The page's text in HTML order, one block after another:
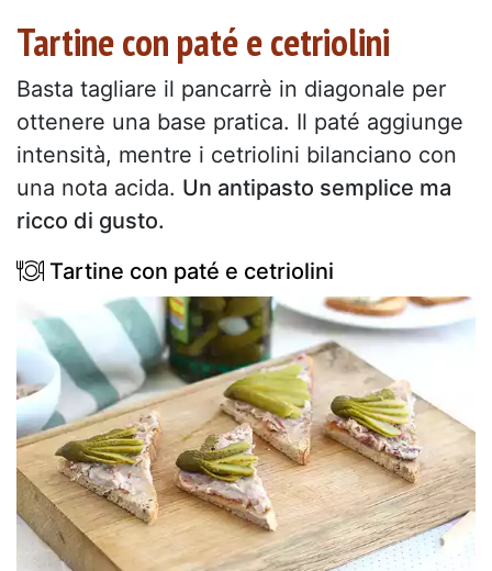
Tartine con paté e cetriolini
Basta tagliare il pancarrè in diagonale per
ottenere una base pratica. Il paté aggiunge
intensità, mentre i cetriolini bilanciano con
una nota acida. Un antipasto semplice ma
ricco di gusto.
Tartine con paté e cetriolini